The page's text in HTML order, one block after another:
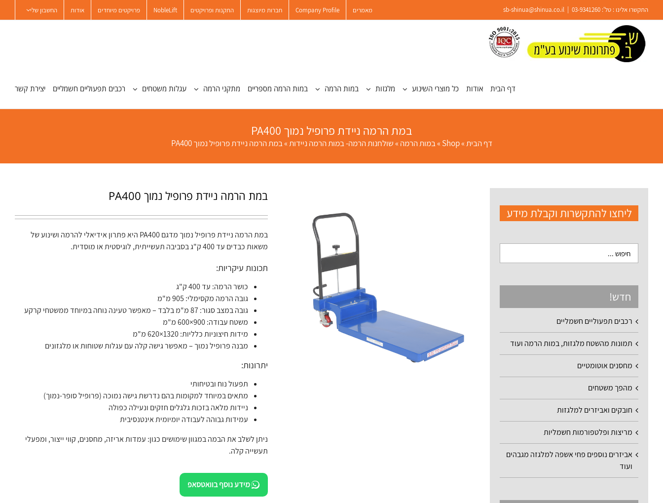
פתח סרגל נגישות
content
התקשרו אלינו : טל': 03-9341260
sb-shinua@shinua.co.il מאמרים Company Profile חברות מיוצגות התקנות ופרויקטים NobleLift פרויקטים מיוחדים אודות החשבון שלי
דף הבית אודות כל מוצרי השינוע מלגזות במות הרמה במות הרמה מספריים מתקני הרמה עגלות משטחים רכבים תפעוליים חשמליים יצירת קשר
במת הרמה ניידת פרופיל נמוך PA400
דף הבית»
Shop
»במות הרמה »שולחנות הרמה- במות הרמה ניידות»במת הרמה ניידת פרופיל נמוך PA400
במת הרמה ניידת פרופיל נמוך PA400
במת הרמה ניידת פרופיל נמוך מדגם PA400 היא פתרון אידיאלי להרמה ושינוע של
משאות כבדים עד 400 ק"ג בסביבה תעשייתית, לוגיסטית או מוסדית.
תכונות עיקריות:
כושר הרמה: עד 400 ק"ג
גובה הרמה מקסימלי: 905 מ"מ
גובה במצב סגור: 87 מ"מ בלבד – מאפשר טעינה נוחה במיוחד ממשטחי קרקע
משטח עבודה: 900×600 מ"מ
מידות חיצוניות כלליות: 1320×620 מ"מ
מבנה פרופיל נמוך – מאפשר גישה קלה עם עגלות שטוחות או מלגזונים
יתרונות:
תפעול נוח ובטיחותי
מתאים במיוחד למקומות בהם נדרשת גישה נמוכה (פרופיל סופר-נמוך)
ניידות מלאה בזכות גלגלים חזקים ונעילה כפולה
עמידות גבוהה לעבודה יומיומית אינטנסיבית
ניתן לשלב את הבמה במגוון שימושים כגון: עמדות אריזה, מחסנים, קווי ייצור, ומפעלי
תעשייה קלה.
מידע נוסף בוואטסאפ
ליחצו להתקשרות וקבלת מידע
חדש!
רכבים תפעוליים חשמליים
תמונות מהשטח מלגזות, במות הרמה ועוד
מחסנים אוטומטיים
מהפך משטחים
חובקים ואביזרים למלגזות
מריצות ופלטפורמות חשמליות
אביזרים נוספים פחי אשפה למלגזה מגבהים
ועוד